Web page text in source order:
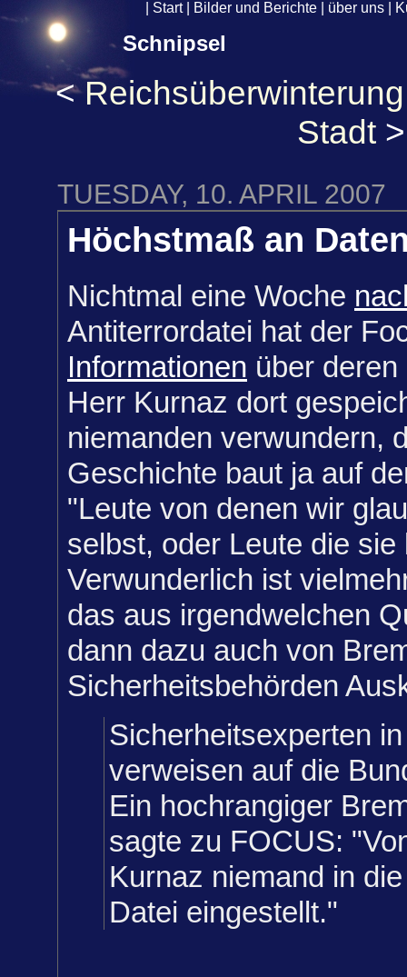
Start| Bilder und Berichte über uns
Schnipsel
< Reichsüberwinterung
Stadt >
TUESDAY, 10. APRIL 2007
Höchstmaß an
Nichtmal eine Woche
Antiterrordatei hat der
Informationen über
Herr Kurnaz dort
niemanden verwundern,
Geschichte baut ja auf
"Leute von denen wir
selbst, oder Leute die sie
Verwunderlich ist
das aus irgendwelchen
dann dazu auch von
Sicherheitsbehörden
Sicherheitsexperten
verweisen auf die
Ein hochrangiger
sagte zu FOCUS:
Kurnaz niemand in
Datei eingestellt."